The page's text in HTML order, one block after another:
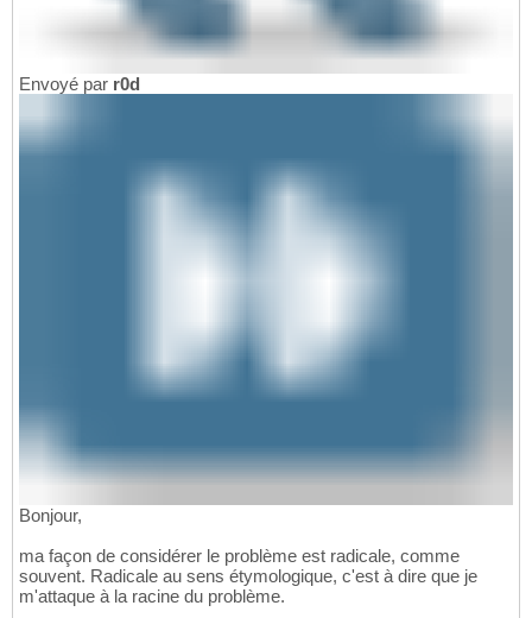
Envoyé par r0d
Bonjour,
ma façon de considérer le problème est radicale, comme
souvent. Radicale au sens étymologique, c'est à dire que je
m'attaque à la racine du problème.